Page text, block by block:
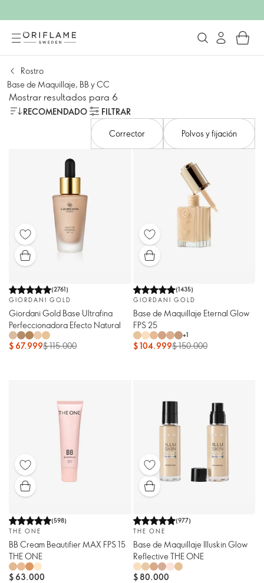
Rostro
Base de Maquillaje, BB y CC
Mostrar resultados para 6
RECOMENDADO
FILTRAR
Corrector
Polvos y fijación​
(2761)
GIORDANI GOLD
Giordani Gold Base Ultrafina
Perfeccionadora Efecto Natural
$ 67.999$ 115.000
(1435)
GIORDANI GOLD
Base de Maquillaje Eternal Glow
FPS 25
+1
$ 104.999$ 150.000
(598)
THE ONE
BB Cream Beautifier MAX FPS 15
THE ONE
$ 63.000
(977)
THE ONE
Base de Maquillaje Illuskin Glow
Reflective THE ONE
$ 80.000